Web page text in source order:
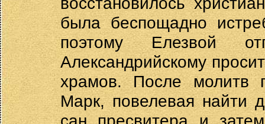
была беспощадно
поэтому Елезвой
Александрийскому
храмов. После молитв
Марк, повелевая найти